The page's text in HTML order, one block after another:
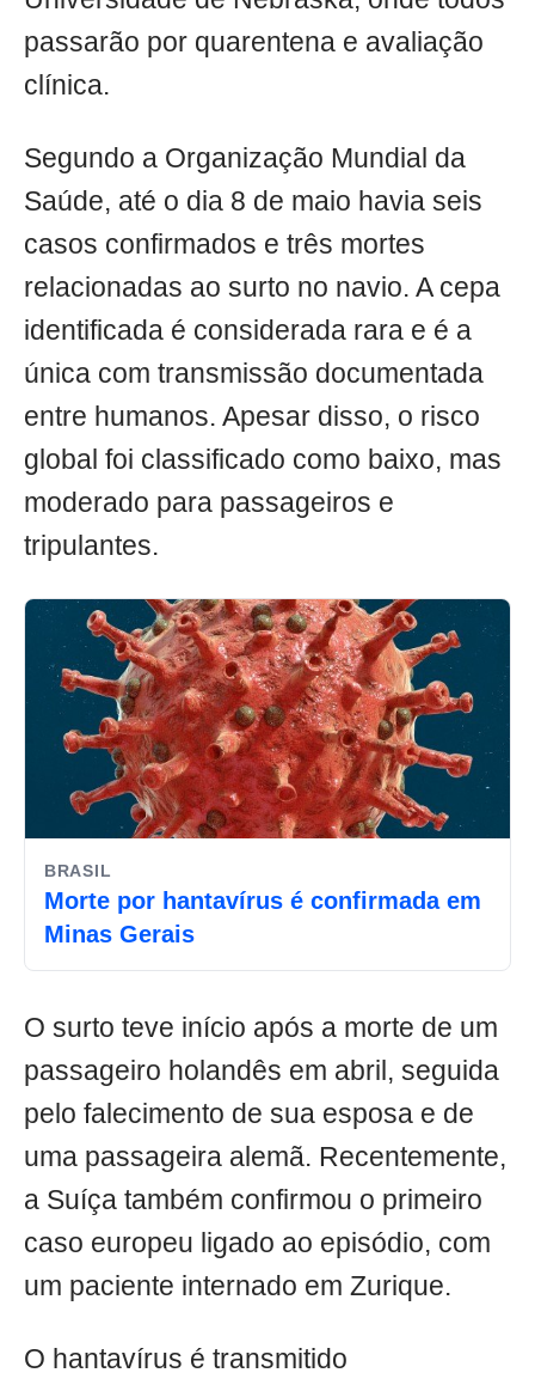
passarão por quarentena e avaliação
clínica.
Segundo a Organização Mundial da
Saúde, até o dia 8 de maio havia seis
casos confirmados e três mortes
relacionadas ao surto no navio. A cepa
identificada é considerada rara e é a
única com transmissão documentada
entre humanos. Apesar disso, o risco
global foi classificado como baixo, mas
moderado para passageiros e
tripulantes.
BRASIL
Morte por hantavírus é confirmada em
Minas Gerais
O surto teve início após a morte de um
passageiro holandês em abril, seguida
pelo falecimento de sua esposa e de
uma passageira alemã. Recentemente,
a Suíça também confirmou o primeiro
caso europeu ligado ao episódio, com
um paciente internado em Zurique.
O hantavírus é transmitido